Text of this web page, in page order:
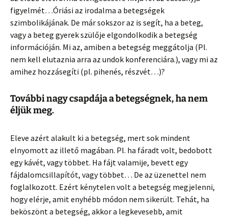
figyelmét…Óriási az irodalma a betegségek
szimbolikájának. De már sokszor az is segít, ha a beteg,
vagy a beteg gyerek szülője elgondolkodik a betegség
információján. Mi az, amiben a betegség meggátolja (Pl.
nem kell elutaznia arra az undok konferenciára.), vagy mi az
amihez hozzásegíti (pl. pihenés, részvét…)?
További nagy csapdája a betegségnek, ha nem
éljük meg.
Eleve azért alakult ki a betegség, mert sok mindent
elnyomott az illető magában. Pl. ha fáradt volt, bedobott
egy kávét, vagy többet. Ha fájt valamije, bevett egy
fájdalomcsillapítót, vagy többet… De az üzenettel nem
foglalkozott. Ezért kénytelen volt a betegség megjelenni,
hogy elérje, amit enyhébb módon nem sikerült. Tehát, ha
beköszönt a betegség, akkor a legkevesebb, amit